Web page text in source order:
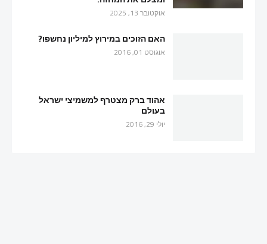
אוקטובר 13, 2025
האם הזוכים במירוץ למיליון נחשפו?
אוגוסט 01, 2016
אהוד ברק מצטרף למשמיצי ישראל
בעולם
יולי 29, 2016